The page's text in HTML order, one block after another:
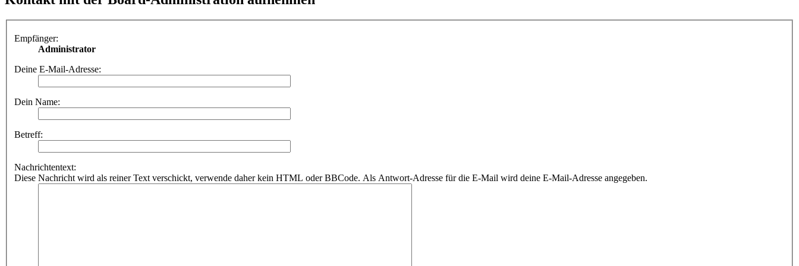
Empfänger:
Administrator
Deine E-Mail-Adresse:
Dein Name:
Betreff:
Nachrichtentext:
Diese Nachricht wird als reiner Text verschickt, verwende daher kein HTML oder BBCode. Als Antwort-Adresse für die E-Mail wird deine E-Mail-Adresse angegeben.